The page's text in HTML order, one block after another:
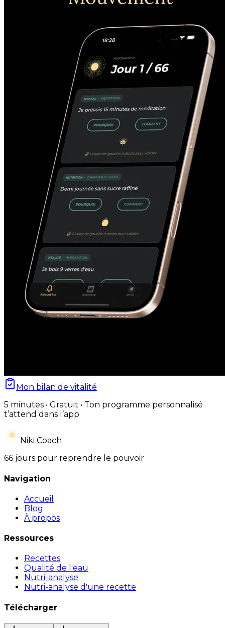
Mon bilan de vitalité
5 minutes • Gratuit • Ton programme personnalisé
t’attend dans l’app
Niki Coach
66 jours pour reprendre le pouvoir
Navigation
Accueil
Blog
À propos
Ressources
Recettes
Qualité de l'eau
Nutri-analyse
Nutri-analyse d'une recette
Télécharger